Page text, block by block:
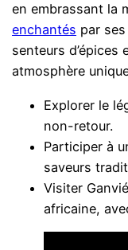
en embrassant la
enchantés par
senteurs
atmosphère
Explorer le
non-retour.
Participer à
saveurs
Visiter
africaine,